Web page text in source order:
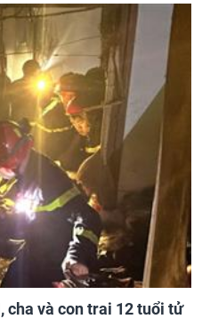
cha và con trai 12 tuổi tử